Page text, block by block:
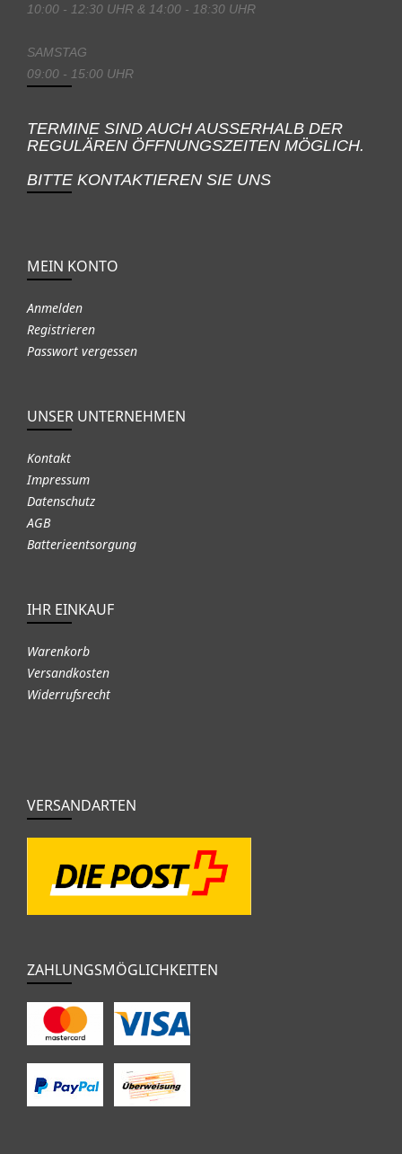
10:00 - 12:30 UHR & 14:00 - 18:30 UHR
SAMSTAG
09:00 - 15:00 UHR
TERMINE SIND AUCH AUSSERHALB DER
REGULÄREN ÖFFNUNGSZEITEN MÖGLICH.
BITTE KONTAKTIEREN SIE UNS
MEIN KONTO
Anmelden
Registrieren
Passwort vergessen
UNSER UNTERNEHMEN
Kontakt
Impressum
Datenschutz
AGB
Batterieentsorgung
IHR EINKAUF
Warenkorb
Versandkosten
Widerrufsrecht
VERSANDARTEN
ZAHLUNGSMÖGLICHKEITEN